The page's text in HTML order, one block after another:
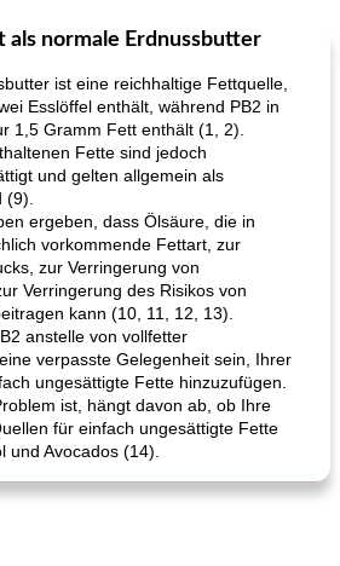
27 min Potluck Desserts
als normale Erdnussbutter
ist eine reichhaltige Fettquelle,
Esslöffel enthält, während PB2 in
1,5 Gramm Fett enthält (1, 2).
Fette sind jedoch
und gelten allgemein als
ergeben, dass Ölsäure, die in
vorkommende Fettart, zur
zur Verringerung von
Verringerung des Risikos von
kann (10, 11, 12, 13).
anstelle von vollfetter
verpasste Gelegenheit sein, Ihrer
ungesättigte Fette hinzuzufügen.
ist, hängt davon ab, ob Ihre
für einfach ungesättigte Fette
und Avocados (14).